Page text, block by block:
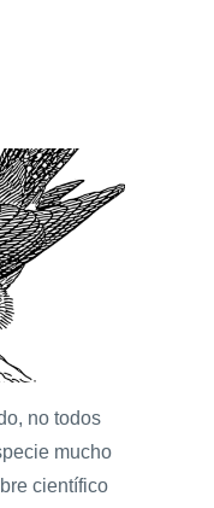
no todos
mucho
científico